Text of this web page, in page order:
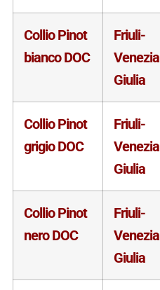
Collio Pinot
bianco DOC
Friuli-
Venezia
Giulia
Collio Pinot
grigio DOC
Friuli-
Venezia
Giulia
Collio Pinot
nero DOC
Friuli-
Venezia
Giulia